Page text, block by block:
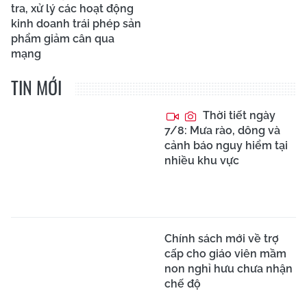
tra, xử lý các hoạt động
kinh doanh trái phép sản
phẩm giảm cân qua
mạng
TIN MỚI
Thời tiết ngày
7/8: Mưa rào, dông và
cảnh báo nguy hiểm tại
nhiều khu vực
Chính sách mới về trợ
cấp cho giáo viên mầm
non nghỉ hưu chưa nhận
chế độ